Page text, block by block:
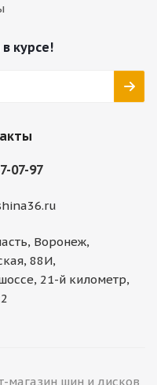
курсе!
07-97
Воронеж,
88И,
21-й километр,
магазин шин и дисков